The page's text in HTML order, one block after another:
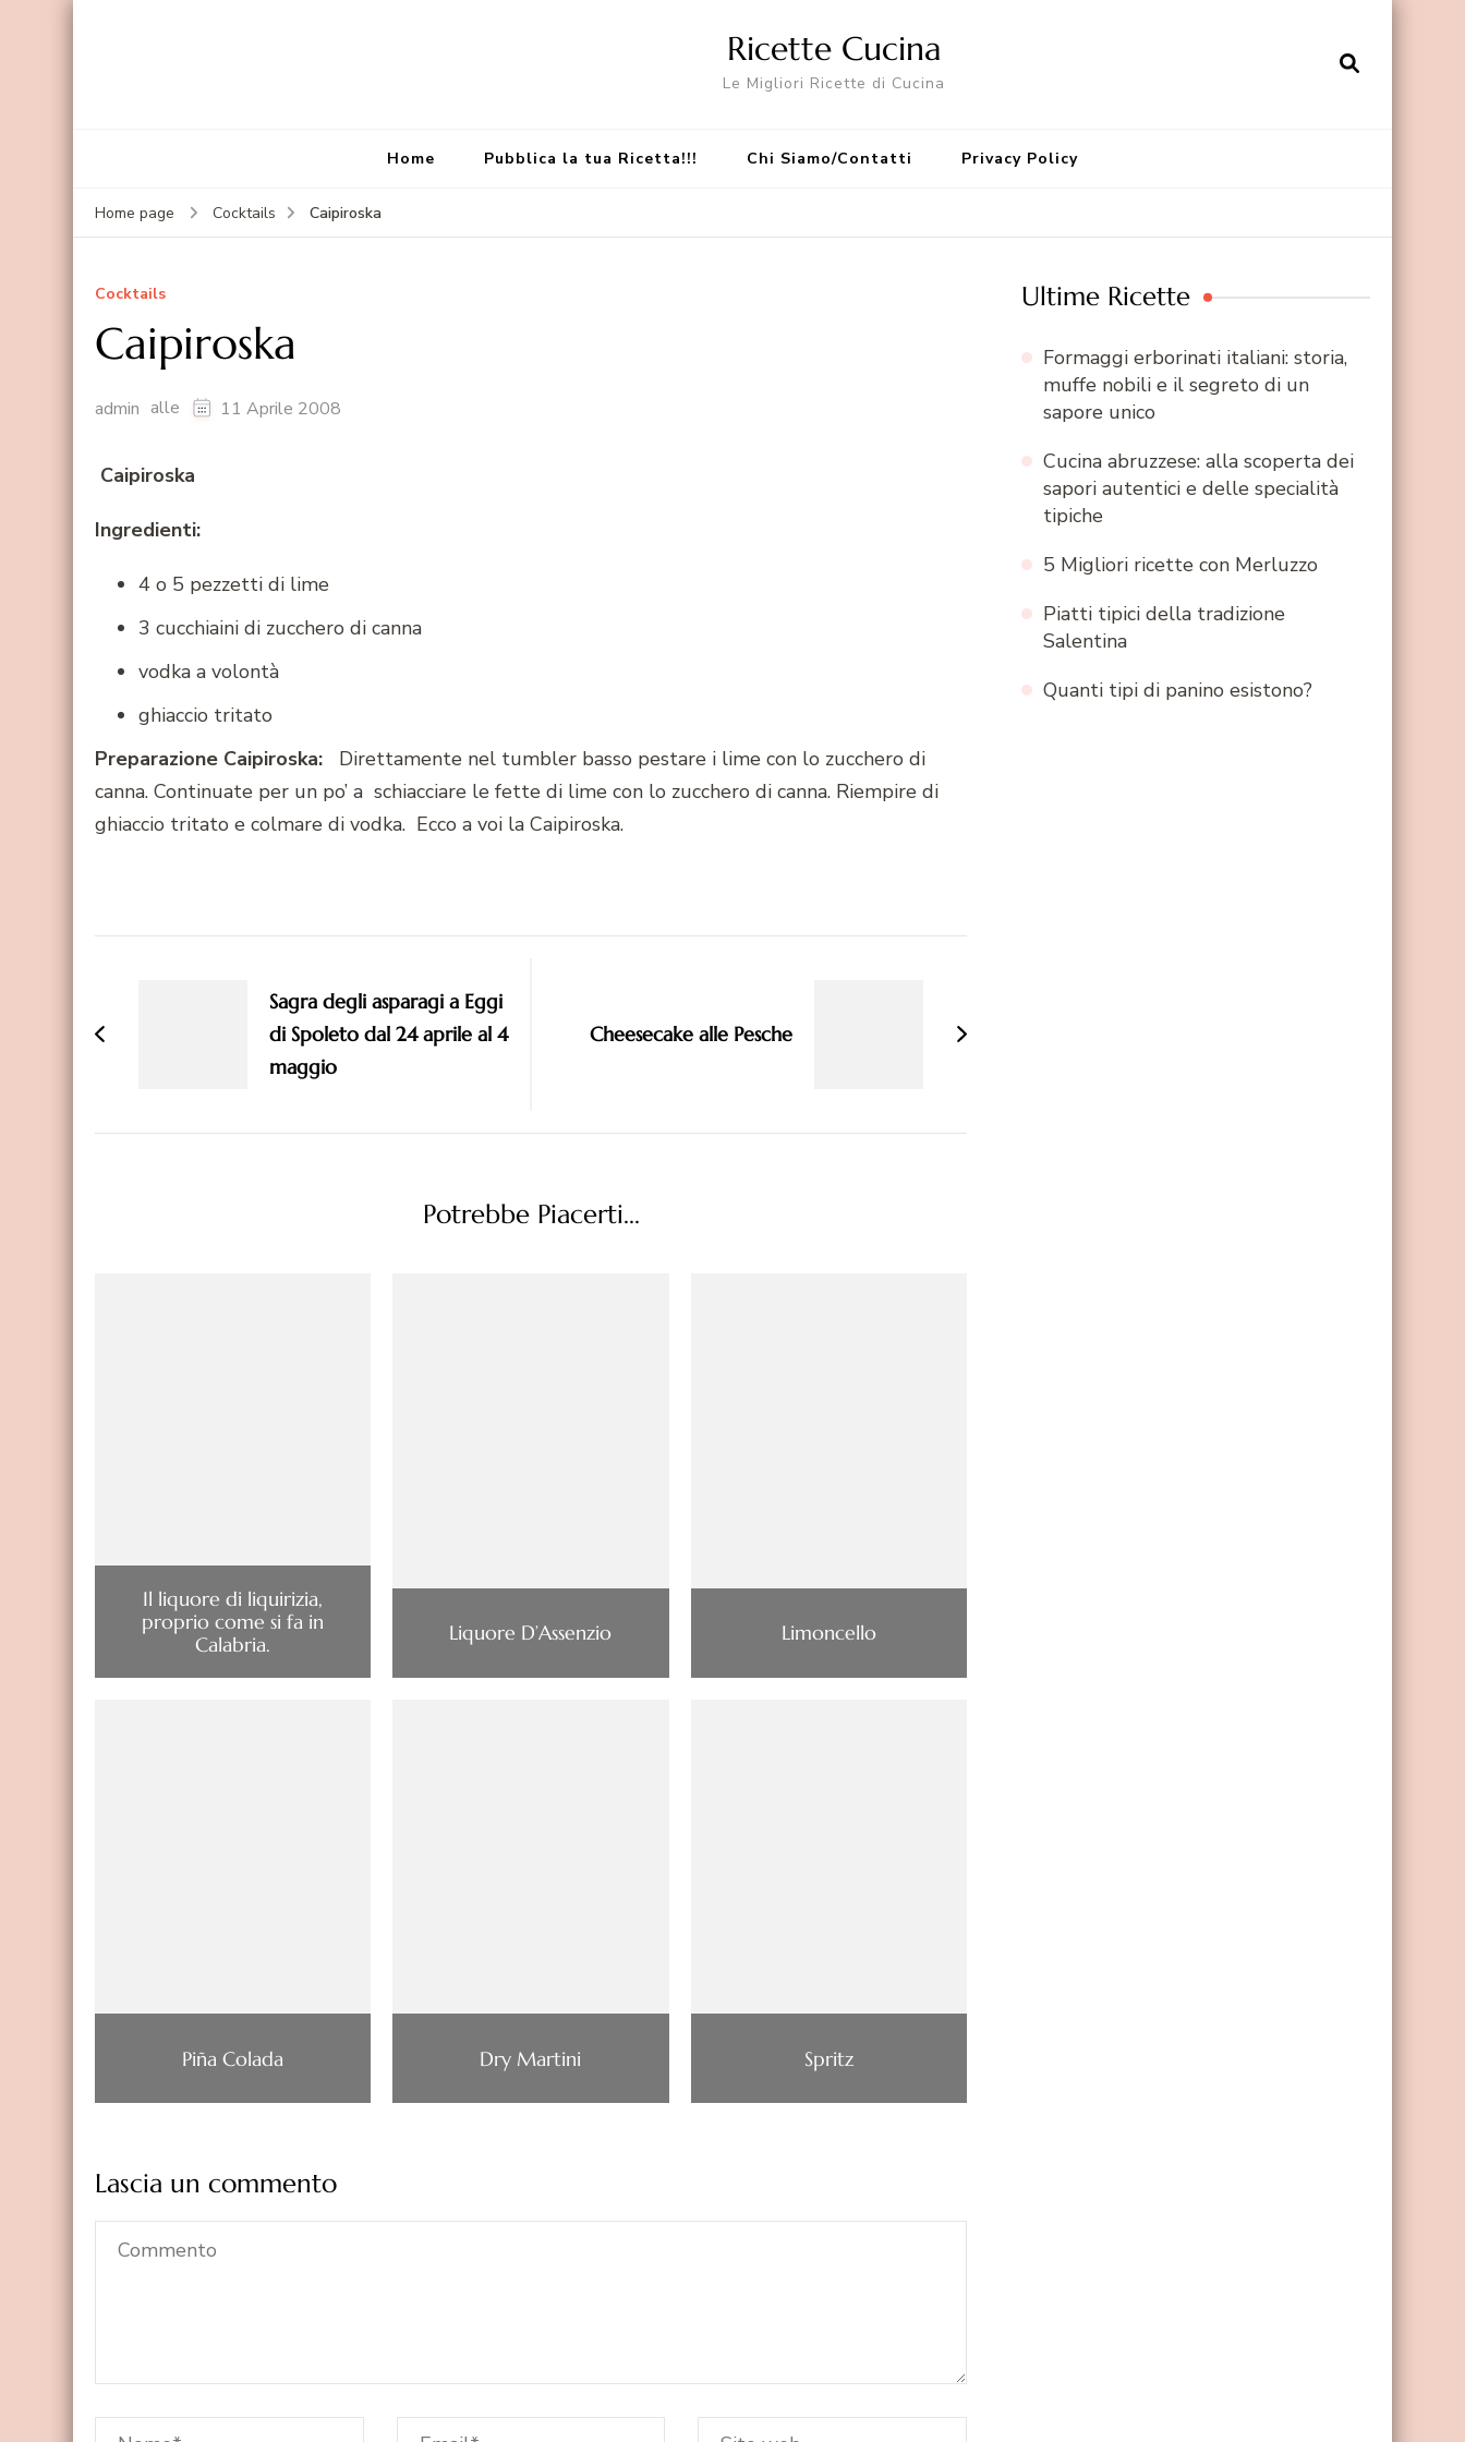
Ricette Cucina
Le Migliori Ricette di Cucina
Home Pubblica la tua Ricetta!!! Chi Siamo/Contatti Privacy Policy
Home page Cocktails Caipiroska
Cocktails
Caipiroska
admin alle 11 Aprile 2008
Caipiroska
Ingredienti:
4 o 5 pezzetti di lime
3 cucchiaini di zucchero di canna
vodka a volontà
ghiaccio tritato
Preparazione Caipiroska: Direttamente nel tumbler basso pestare i lime con lo zucchero di
canna. Continuate per un po’ a schiacciare le fette di lime con lo zucchero di canna. Riempire di
ghiaccio tritato e colmare di vodka. Ecco a voi la Caipiroska.
Sagra degli asparagi a Eggi
di Spoleto dal 24 aprile al 4
maggio
Cheesecake alle Pesche
Potrebbe Piacerti...
Il liquore di liquirizia,
proprio come si fa in
Calabria.
Liquore D’Assenzio Limoncello
Piña Colada Dry Martini Spritz
Lascia un commento
Ultime Ricette
Formaggi erborinati italiani: storia,
muffe nobili e il segreto di un
sapore unico
Cucina abruzzese: alla scoperta dei
sapori autentici e delle specialità
tipiche
5 Migliori ricette con Merluzzo
Piatti tipici della tradizione
Salentina
Quanti tipi di panino esistono?